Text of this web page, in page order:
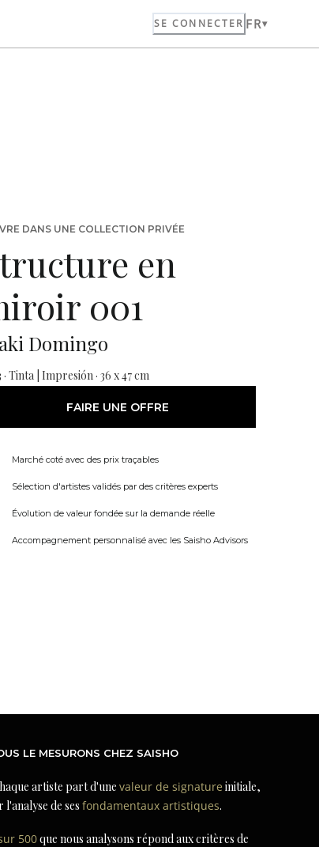
SE CONNECTER FR
DANS UNE COLLECTION PRIVÉE
en
001
Domingo
· Tinta | Impresión · 36 x 47 cm
FAIRE UNE OFFRE
Marché coté avec des prix traçables
Sélection d'artistes validés par des critères experts
Évolution de valeur fondée sur la demande réelle
Accompagnement personnalisé avec les Saisho Advisors
LE MESURONS CHEZ SAISHO
artiste part d'unevaleur de signature initiale,
l'analyse de sesfondamentaux artistiques.
500que nous analysons répond aux critères de